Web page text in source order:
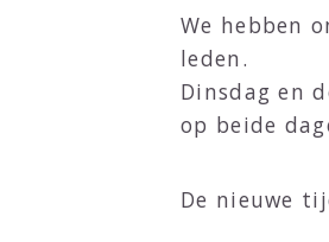
We hebben
leden.
Dinsdag en
op beide
De nieuwe